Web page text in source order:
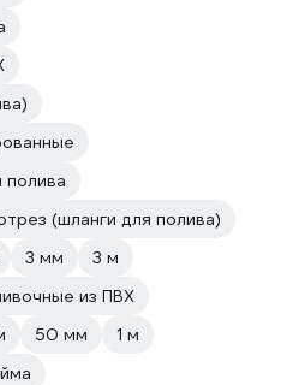
(шланги для полива)
3 мм
3 м
из ПВХ
50 мм
1 м